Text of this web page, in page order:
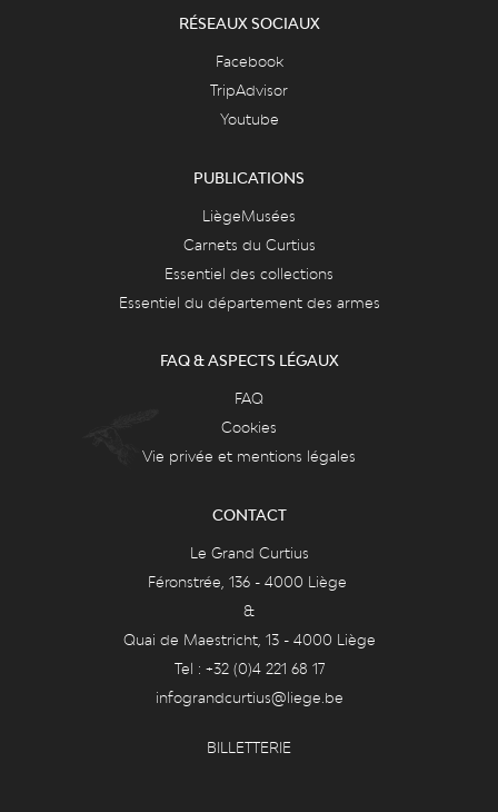
RÉSEAUX SOCIAUX
Facebook
TripAdvisor
Youtube
PUBLICATIONS
LiègeMusées
Carnets du Curtius
Essentiel des collections
Essentiel du département des armes
FAQ & ASPECTS LÉGAUX
FAQ
Cookies
Vie privée et mentions légales
CONTACT
Le Grand Curtius
Féronstrée, 136 - 4000 Liège
&
Quai de Maestricht, 13 - 4000 Liège
Tel : +32 (0)4 221 68 17
infograndcurtius@liege.be
BILLETTERIE